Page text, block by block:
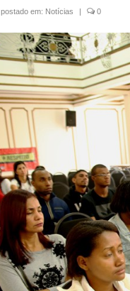
postado em: Notícias | 0